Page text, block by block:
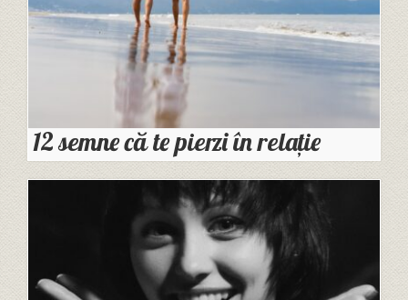
12 semne că te pierzi în relație